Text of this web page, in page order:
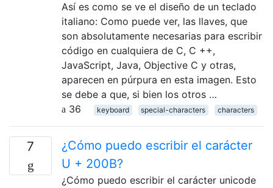
Así es como se ve el diseño de un teclado
italiano: Como puede ver, las llaves, que
son absolutamente necesarias para escribir
código en cualquiera de C, C ++,
JavaScript, Java, Objective C y otras,
aparecen en púrpura en esta imagen. Esto
se debe a que, si bien los otros …
36
keyboard special-characters characters
7
¿Cómo puedo escribir el carácter
U + 200B?
¿Cómo puedo escribir el carácter unicode